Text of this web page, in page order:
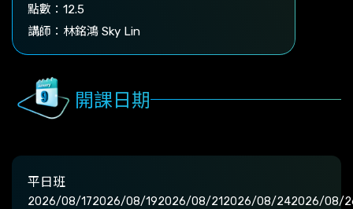
點數：12.5
講師：林銘鴻 Sky Lin
開課日期
平日班
2026/08/172026/08/192026/08/212026/08/242026/08/